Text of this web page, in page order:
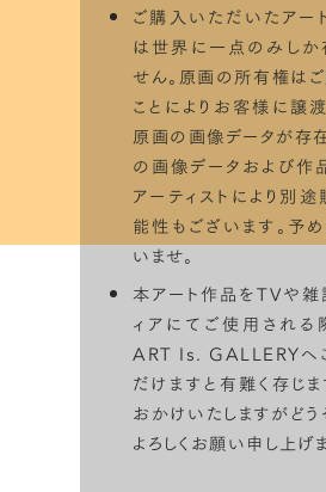
ご購入いただいたアー
は世界に一点のみしか
せん。原画の所有権は
ことによりお客様に譲
原画の画像データが存
の画像データおよび作
アーティストにより別
能性もございます。予
いませ。
本アート作品をTVや雑
ィアにてご使用される
ART Is. GALLERYへ
だけますと有難く存じ
おかけいたしますがど
よろしくお願い申し上げ